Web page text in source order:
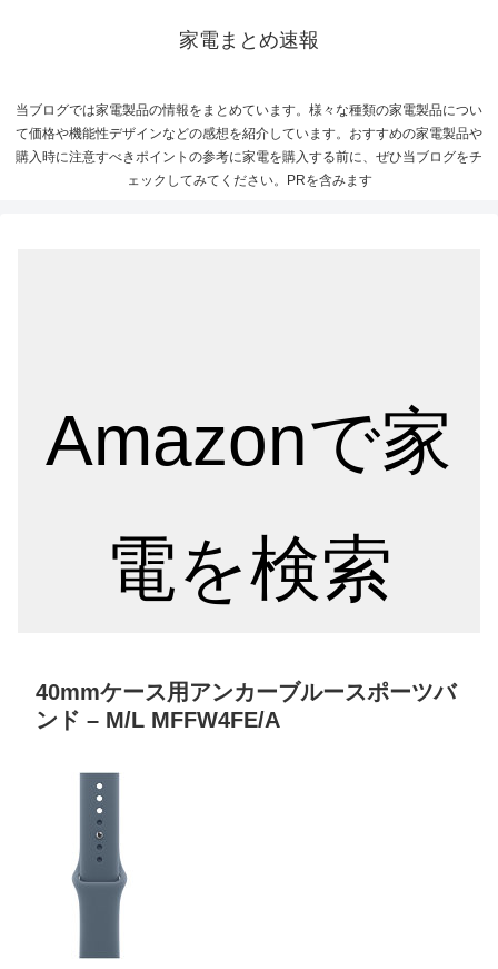
家電まとめ速報
当ブログでは家電製品の情報をまとめています。様々な種類の家電製品につい
て価格や機能性デザインなどの感想を紹介しています。おすすめの家電製品や
購入時に注意すべきポイントの参考に家電を購入する前に、ぜひ当ブログをチ
ェックしてみてください。PRを含みます
Amazonで家
電を検索
40mmケース用アンカーブルースポーツバ
ンド – M/L MFFW4FE/A